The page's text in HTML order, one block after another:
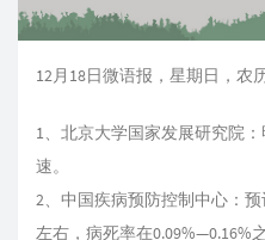
12月18日微语报，星期日，农
1、北京大学国家发展研究院
速。
2、中国疾病预防控制中心：
左右，病死率在0.09%—0.16%之